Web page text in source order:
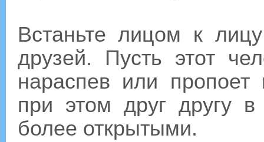
Встаньте лицом к
друзей. Пусть этот
нараспев или
при этом друг другу
более открытыми.